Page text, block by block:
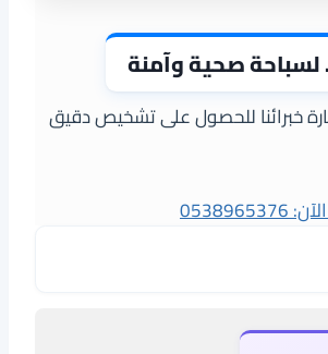
لسباحة صحية وآمنة
خبرائنا للحصول على تشخيص دقيق